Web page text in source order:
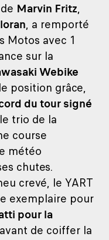
Marvin Fritz,
, a remporté
Motos avec 1
sur la
Webike
position grâce,
du tour signé
le trio de la
course
météo
chutes.
crevé, le YART
exemplaire pour
pour la
de coiffer la